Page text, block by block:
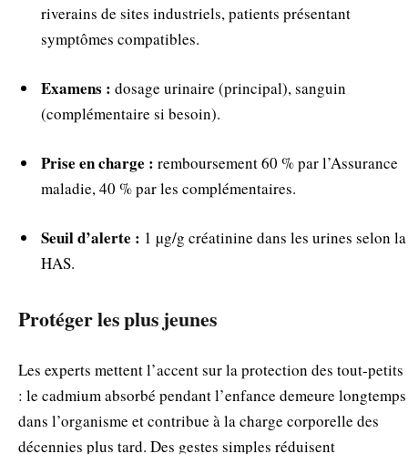
riverains de sites industriels, patients présentant
symptômes compatibles.
Examens : dosage urinaire (principal), sanguin
(complémentaire si besoin).
Prise en charge : remboursement 60 % par l’Assurance
maladie, 40 % par les complémentaires.
Seuil d’alerte : 1 µg/g créatinine dans les urines selon la
HAS.
Protéger les plus jeunes
Les experts mettent l’accent sur la protection des tout-petits
: le cadmium absorbé pendant l’enfance demeure longtemps
dans l’organisme et contribue à la charge corporelle des
décennies plus tard. Des gestes simples réduisent